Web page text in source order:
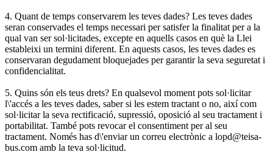
4. Quant de temps conservarem les teves dades? Les teves dades
seran conservades el temps necessari per satisfer la finalitat per a la
qual van ser sol·licitades, excepte en aquells casos en què la Llei
estableixi un termini diferent. En aquests casos, les teves dades es
conservaran degudament bloquejades per garantir la seva seguretat i
confidencialitat.
5. Quins són els teus drets? En qualsevol moment pots sol·licitar
l\'accés a les teves dades, saber si les estem tractant o no, així com
sol·licitar la seva rectificació, supressió, oposició al seu tractament i
portabilitat. També pots revocar el consentiment per al seu
tractament. Només has d\'enviar un correu electrònic a lopd@teisa-
bus.com amb la teva sol·licitud.